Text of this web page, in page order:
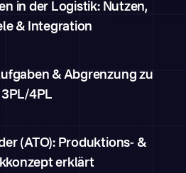
in der Logistik: Nutzen,
& Integration
& Abgrenzung zu
3PL/4PL
(ATO): Produktions- &
erklärt